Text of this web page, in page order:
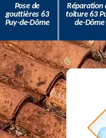
Pose de
gouttières 63
Puy-de-Dôme
Réparation
toiture 63
de-Dôme